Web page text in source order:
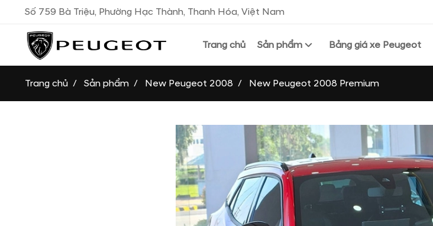
Số 759 Bà Triệu, Phường Hạc Thành, Thanh Hóa, Việt Nam
Trang chủ Sản phẩm Bảng giá xe Peugeot
Trang chủ Sản phẩm New Peugeot 2008 New Peugeot 2008 Premium